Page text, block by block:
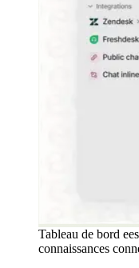
Tableau de bord
connaissances